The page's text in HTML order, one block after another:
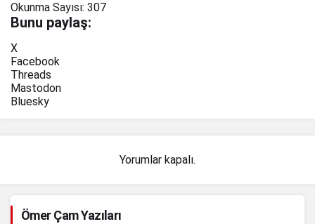
Okunma Sayısı: 307
Bunu paylaş:
X
Facebook
Threads
Mastodon
Bluesky
Yorumlar kapalı.
Ömer Çam Yazıları